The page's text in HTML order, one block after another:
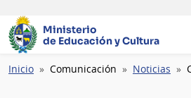
Ministerio
de Educación y Cultura
Ruta
Inicio Comunicación Noticias